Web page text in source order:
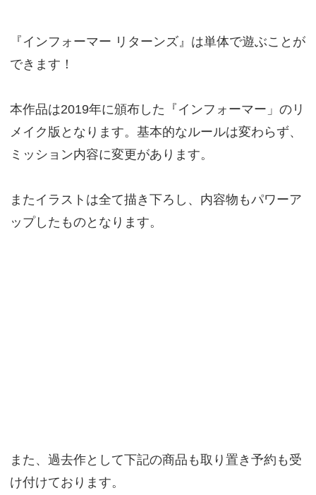
『インフォーマー リターンズ』は単体で遊ぶことが
できます！
本作品は2019年に頒布した『インフォーマー」のリ
メイク版となります。基本的なルールは変わらず、
ミッション内容に変更があります。
またイラストは全て描き下ろし、内容物もパワーア
ップしたものとなります。
また、過去作として下記の商品も取り置き予約も受
け付けております。